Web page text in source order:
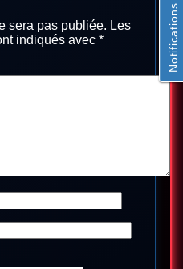
sera pas publiée. Les
indiqués avec *
Notifications